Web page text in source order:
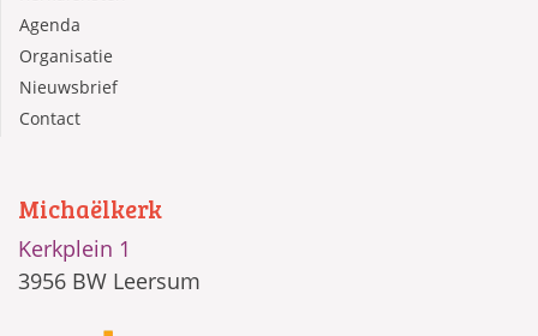
Agenda
Organisatie
Nieuwsbrief
Contact
Michaëlkerk
Kerkplein 1
3956 BW Leersum